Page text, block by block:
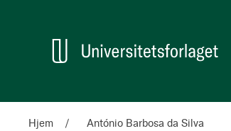
Hjem António Barbosa da Silva